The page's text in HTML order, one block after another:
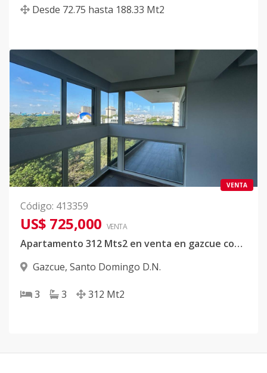
Desde 72.75 hasta 188.33 Mt2
VENTA
Código: 413359
US$ 725,000 VENTA
Apartamento 312 Mts2 en venta en gazcue con buena distribucion en amplios espacios
Gazcue, Santo Domingo D.N.
3 3 312 Mt2